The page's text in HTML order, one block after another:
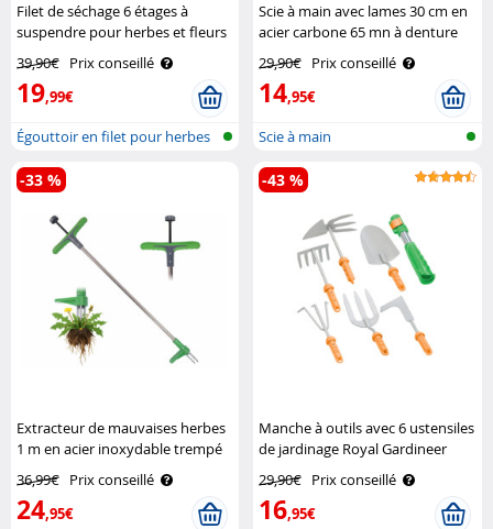
Filet de séchage 6 étages à
suspendre pour herbes et fleurs
39,90€ Prix conseillé
19,99€
Égouttoir en filet pour herbes
arom..
Scie à main avec lames 30 cm en
acier carbone 65 mn à denture
large Royal Gardineer
29,90€ Prix conseillé
14,95€
Scie à main
Extracteur de mauvaises herbes
1 m en acier inoxydable trempé
36,99€ Prix conseillé
24,95€
-33 %
Manche à outils avec 6 ustensiles
de jardinage Royal Gardineer
29,90€ Prix conseillé
16,95€
-43 %